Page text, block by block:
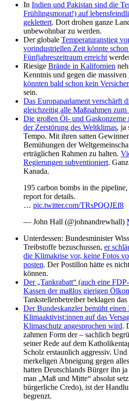
In Indien und Pakistan sind die
Frühlingsmonat!) auf
geklettert. Dort drohen ganze
unbewohnbar zu werden.
Der globale Temperaturanstieg
vorindustriellen Zeit könnte
Fünfjahreszeitraum erreicht
Riesige Brände in Kalifornien
Kenntnis und gegen die massiven
könnten bald schon kein
sein.
Das Europaparlament verschärft
gleichzeitig alle Maßnahmen
Die großen Öl- und Gaskonzerne
der Zerstörung des Weltklimas, ja
Tempo. Mit ihren satten
Bemühungen der
erträglichen Rahmen zu halten.
Regierungen subventioniert.
Kanada.
195 carbon bombs in the
report for details.
… pic.twitter.com/TRsPQQJEf8
— John Hall (@johnandrewhall)
Unterdessen: Bundesminister
Treibstoffe bezuschussen, er
die Klimakrise vor, keine Fotos
posten. Der Postillon hätte es
können.
Der „Tankrabatt“ (auch eine
Kassen der maßlos gierigen
Tankstellenbetreiber beklagen
Der Bundeskanzler bemüht
Klimaaktivist:innen auf das
Klimaschutz angesprochen wird.
zahmen Form der – sachlich
seiner Rede auf dem
Scholz erstaunlich aggressiv.
merkeligen Abneigung gegen
hatten Deutschlands Bürger ihn
man „Maß und Mitte“ absolut
bürgerliche Credo), ist der
begrenzt.